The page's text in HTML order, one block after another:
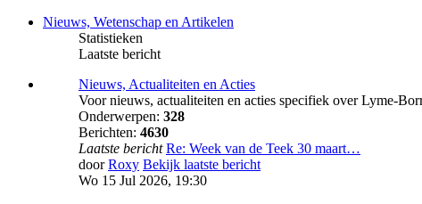
Nieuws, Wetenschap en Artikelen
Statistieken
Laatste bericht
Nieuws, Actualiteiten en Acties
Voor nieuws, actualiteiten en acties specifiek over Lyme-
Onderwerpen: 328
Berichten: 4630
Laatste bericht Re: Week van de Teek 30 maart…
doorRoxy Bekijk laatste bericht
Wo 15 Jul 2026, 19:30